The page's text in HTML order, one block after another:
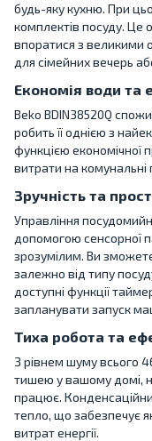
будь-яку кухню. При
комплектів посуду. Це
впоратися з великими
для сімейних вечерь
Економія води та
Beko BDIN38520Q
робить її однією з
функцією економічної
витрати на
Зручність та
Управління
допомогою сенсорної
зрозумілим. Ви
залежно від типу
доступні функції
запланувати запуск
Тиха робота та
З рівнем шуму всього
тишею у вашому домі,
працює.
тепло, що забезпечує
витрат енергії.